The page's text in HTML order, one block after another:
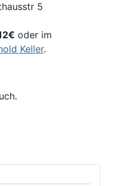
5
oder im
Keller.